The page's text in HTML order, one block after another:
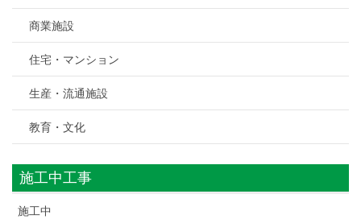
商業施設
住宅・マンション
生産・流通施設
教育・文化
施工中工事
施工中